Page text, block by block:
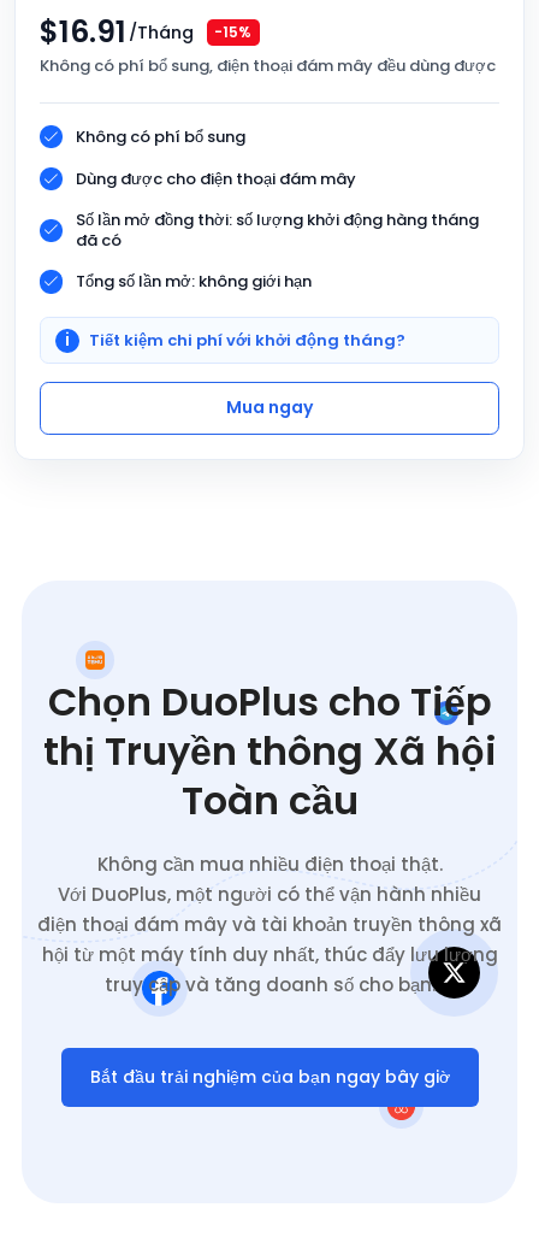
$16.91 /Tháng -15%
Không có phí bổ sung, điện thoại đám mây đều dùng được
Không có phí bổ sung
Dùng được cho điện thoại đám mây
Số lần mở đồng thời: số lượng khởi động hàng tháng
đã có
Tổng số lần mở: không giới hạn
Tiết kiệm chi phí với khởi động tháng?
Mua ngay
Chọn DuoPlus cho Tiếp
thị Truyền thông Xã hội
Toàn cầu
Không cần mua nhiều điện thoại thật.
Với DuoPlus, một người có thể vận hành nhiều
điện thoại đám mây và tài khoản truyền thông xã
hội từ một máy tính duy nhất, thúc đẩy lưu lượng
truy cập và tăng doanh số cho bạn.
Bắt đầu trải nghiệm của bạn ngay bây giờ